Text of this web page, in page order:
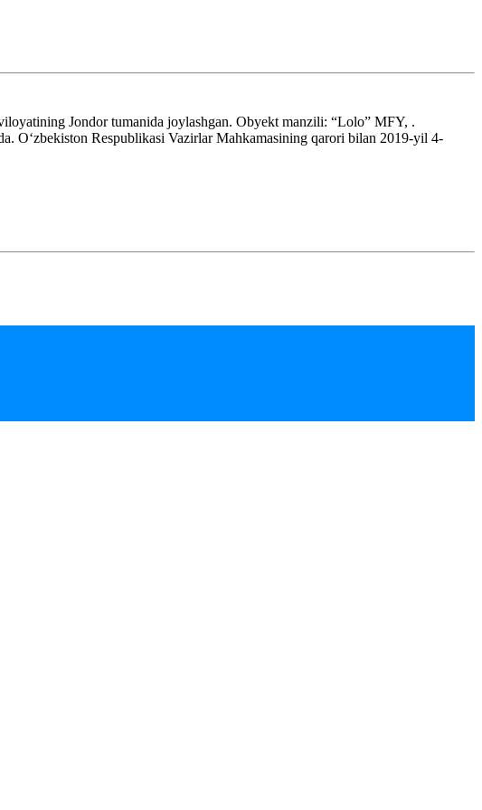
Jondor tumanida joylashgan. Obyekt manzili: “Lolo” MFY, .
Oʻzbekiston Respublikasi Vazirlar Mahkamasining qarori bilan 2019-yil 4-